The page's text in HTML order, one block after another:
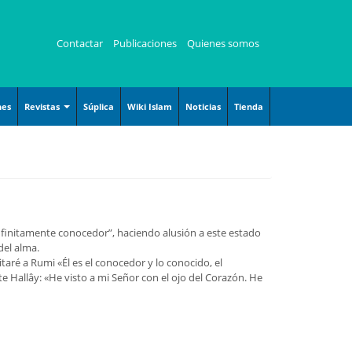
Contactar Publicaciones Quienes somos
Revistas Súplica Wiki Islam Noticias Tienda
conocedor”, haciendo alusión a este estado
alma.
a Rumi «Él es el conocedor y lo conocido, el
«He visto a mi Señor con el ojo del Corazón. He